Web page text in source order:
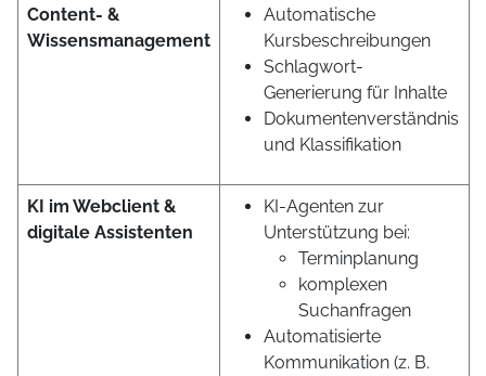
Content- &
Wissensmanagement
Automatische
Kursbeschreibungen
Schlagwort-
Generierung für Inhalte
Dokumentenverständnis
und Klassifikation
KI im Webclient &
digitale Assistenten
KI-Agenten zur
Unterstützung bei:
Terminplanung
komplexen
Suchanfragen
Automatisierte
Kommunikation (z. B.